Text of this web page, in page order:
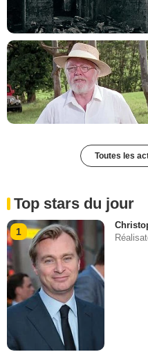
Toutes les
Top stars du jour
1